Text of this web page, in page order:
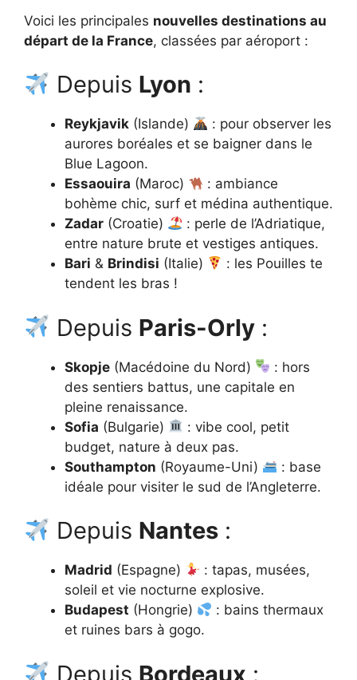
Voici les principales nouvelles destinations au
départ de la France, classées par aéroport :
Depuis Lyon :
Reykjavik (Islande)
: pour observer les
aurores boréales et se baigner dans le
Blue Lagoon.
Essaouira (Maroc)
: ambiance
bohème chic, surf et médina authentique.
Zadar (Croatie)
: perle de l’Adriatique,
entre nature brute et vestiges antiques.
Bari & Brindisi (Italie)
: les Pouilles te
tendent les bras !
Depuis Paris-Orly :
Skopje (Macédoine du Nord)
: hors
des sentiers battus, une capitale en
pleine renaissance.
Sofia (Bulgarie)
: vibe cool, petit
budget, nature à deux pas.
Southampton (Royaume-Uni)
: base
idéale pour visiter le sud de l’Angleterre.
Depuis Nantes :
Madrid (Espagne)
: tapas, musées,
soleil et vie nocturne explosive.
Budapest (Hongrie)
: bains thermaux
et ruines bars à gogo.
Depuis Bordeaux :